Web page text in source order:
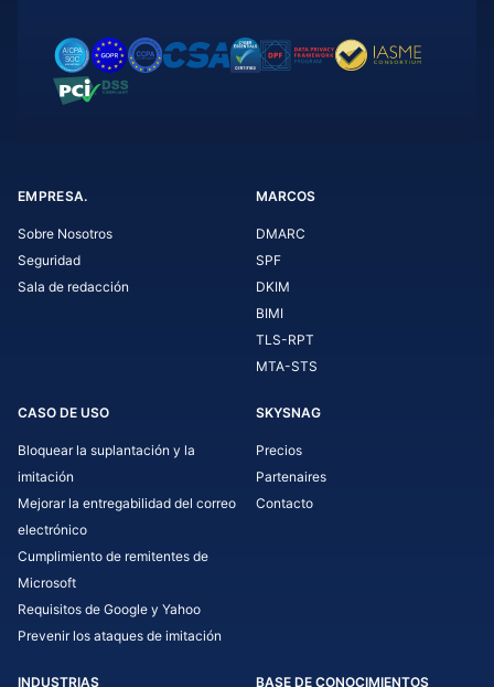
EMPRESA.
Sobre Nosotros
Seguridad
Sala de redacción
MARCOS
DMARC
SPF
DKIM
BIMI
TLS-RPT
MTA-STS
CASO DE USO
Bloquear la suplantación y la
imitación
Mejorar la entregabilidad del correo
electrónico
Cumplimiento de remitentes de
Microsoft
Requisitos de Google y Yahoo
Prevenir los ataques de imitación
SKYSNAG
Precios
Partenaires
Contacto
INDUSTRIAS BASE DE CONOCIMIENTOS